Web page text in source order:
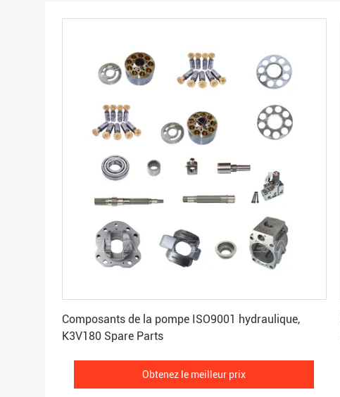
Composants de la pompe ISO9001 hydraulique,
K3V180 Spare Parts
Obtenez le meilleur prix